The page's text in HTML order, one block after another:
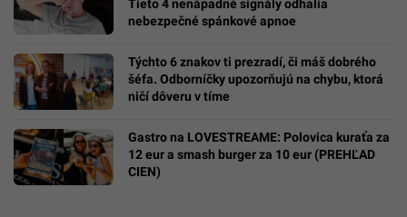
Tieto 4 nenápadné signály odhalia
nebezpečné spánkové apnoe
Týchto 6 znakov ti prezradí, či máš dobrého
šéfa. Odborníčky upozorňujú na chybu, ktorá
ničí dôveru v tíme
Gastro na LOVESTREAME: Polovica kuraťa za
12 eur a smash burger za 10 eur (PREHĽAD
CIEN)